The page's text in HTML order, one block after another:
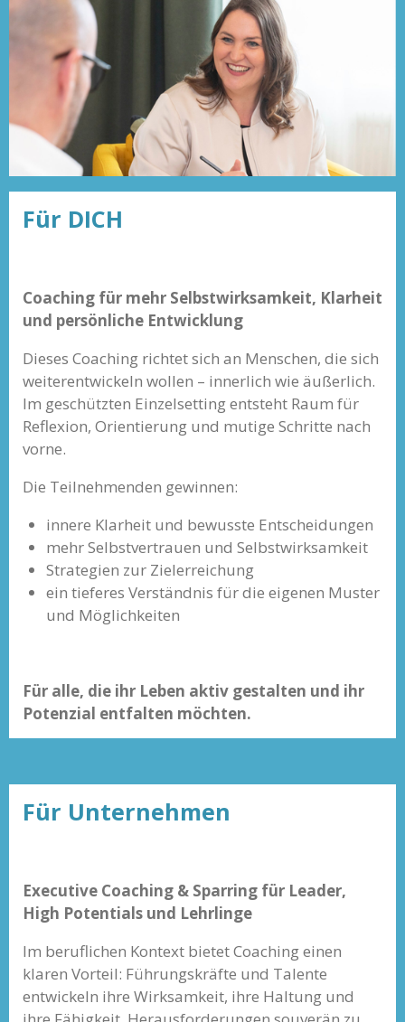
Für DICH
Coaching für mehr Selbstwirksamkeit, Klarheit
und persönliche Entwicklung
Dieses Coaching richtet sich an Menschen, die sich
weiterentwickeln wollen – innerlich wie äußerlich.
Im geschützten Einzelsetting entsteht Raum für
Reflexion, Orientierung und mutige Schritte nach
vorne.
Die Teilnehmenden gewinnen:
innere Klarheit und bewusste Entscheidungen
mehr Selbstvertrauen und Selbstwirksamkeit
Strategien zur Zielerreichung
ein tieferes Verständnis für die eigenen Muster
und Möglichkeiten
Für alle, die ihr Leben aktiv gestalten und ihr
Potenzial entfalten möchten.
Für Unternehmen
Executive Coaching & Sparring für Leader,
High Potentials und Lehrlinge
Im beruflichen Kontext bietet Coaching einen
klaren Vorteil: Führungskräfte und Talente
entwickeln ihre Wirksamkeit, ihre Haltung und